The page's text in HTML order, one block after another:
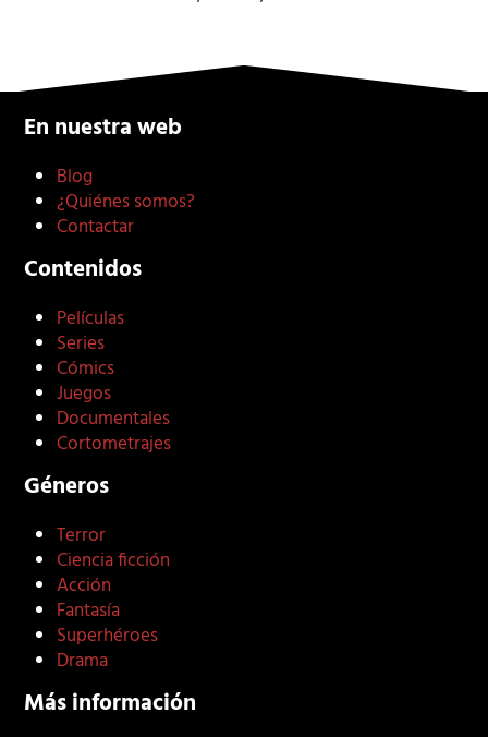
En nuestra web
Blog
¿Quiénes somos?
Contactar
Contenidos
Películas
Series
Cómics
Juegos
Documentales
Cortometrajes
Géneros
Terror
Ciencia ficción
Acción
Fantasía
Superhéroes
Drama
Más información